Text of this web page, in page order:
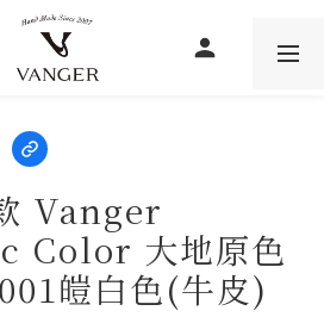
Vanger
Color 大地原色
皚白色(牛皮)